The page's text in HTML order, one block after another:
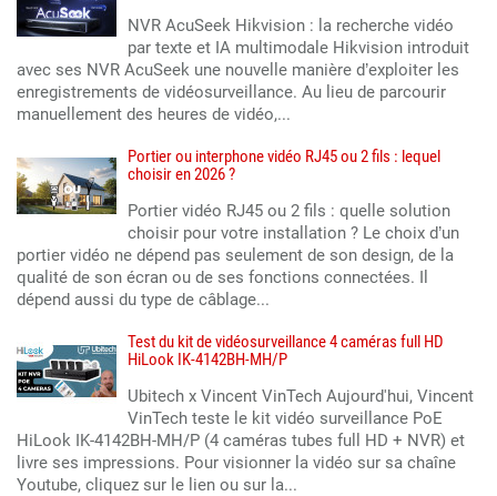
NVR AcuSeek Hikvision : la recherche vidéo
par texte et IA multimodale Hikvision introduit
avec ses NVR AcuSeek une nouvelle manière d’exploiter les
enregistrements de vidéosurveillance. Au lieu de parcourir
manuellement des heures de vidéo,...
Portier ou interphone vidéo RJ45 ou 2 fils : lequel
choisir en 2026 ?
Portier vidéo RJ45 ou 2 fils : quelle solution
choisir pour votre installation ? Le choix d’un
portier vidéo ne dépend pas seulement de son design, de la
qualité de son écran ou de ses fonctions connectées. Il
dépend aussi du type de câblage...
Test du kit de vidéosurveillance 4 caméras full HD
HiLook IK-4142BH-MH/P
Ubitech x Vincent VinTech Aujourd'hui, Vincent
VinTech teste le kit vidéo surveillance PoE
HiLook IK-4142BH-MH/P (4 caméras tubes full HD + NVR) et
livre ses impressions. Pour visionner la vidéo sur sa chaîne
Youtube, cliquez sur le lien ou sur la...